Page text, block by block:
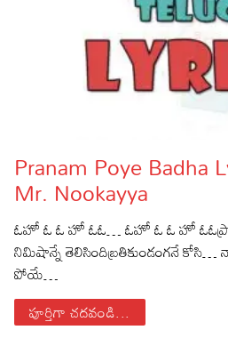
Pranam Poye Badha
Mr. Nookayya
ఓహో ఓ ఓ హో ఓఓ… ఓహో ఓ ఓ హో
నిమిషాన్నే తెలిసిందిబ్రతికుండంగనే కోసి…
పోయే…
పూర్తిగా చదవండి...